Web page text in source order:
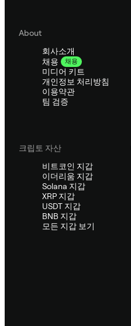
About
회사소개
채용
채용
미디어 키트
개인정보 처리방침
이용약관
팀 검증
크립토 자산
비트코인 지갑
이더리움 지갑
Solana 지갑
XRP 지갑
USDT 지갑
BNB 지갑
모든 지갑 보기